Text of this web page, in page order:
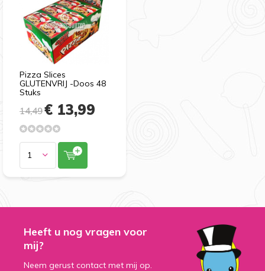
Pizza Slices
GLUTENVRIJ -Doos 48
Stuks
14,49€ 13,99
Heeft u nog vragen voor
mij?
Neem gerust contact met mij op.